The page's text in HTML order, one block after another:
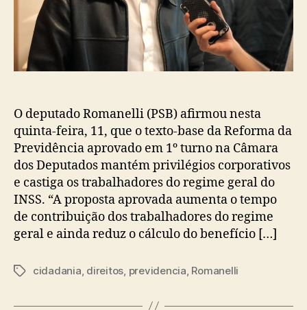
O deputado Romanelli (PSB) afirmou nesta
quinta-feira, 11, que o texto-base da Reforma da
Previdência aprovado em 1º turno na Câmara
dos Deputados mantém privilégios corporativos
e castiga os trabalhadores do regime geral do
INSS. “A proposta aprovada aumenta o tempo
de contribuição dos trabalhadores do regime
geral e ainda reduz o cálculo do benefício […]
Tagscidadania, direitos, previdencia, Romanelli